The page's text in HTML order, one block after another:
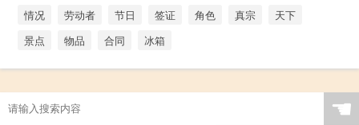
情况
劳动者 节日 签证 角色 真宗
天下
景点
物品 合同 冰箱
☚